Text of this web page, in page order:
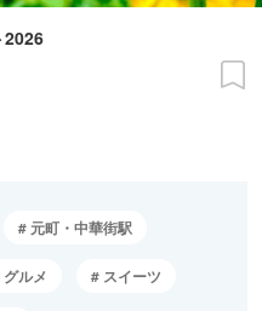
2026
元町・中華街駅
グルメ スイーツ